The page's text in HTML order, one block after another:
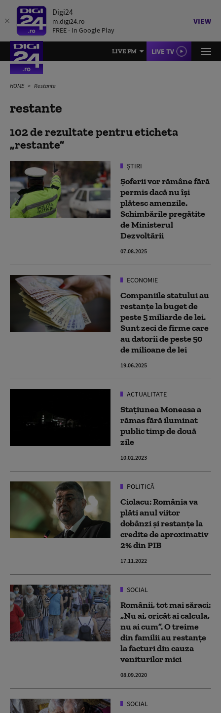
Digi24
m.digi24.ro
FREE - In Google Play
VIEW
LIVE FM LIVE TV
HOME Restante
restante
102 de rezultate pentru eticheta
restante
ȘTIRI
Șoferii vor rămâne fără
permis dacă nu își
plătesc amenzile.
Schimbările pregătite
de Ministerul
Dezvoltării
07.08.2025
ECONOMIE
Companiile statului au
restanțe la buget de
peste 5 miliarde de lei.
Sunt zeci de firme care
au datorii de peste 50
de milioane de lei
19.06.2025
ACTUALITATE
Stațiunea Moneasa a
rămas fără iluminat
public timp de două
zile
10.02.2023
POLITICĂ
Ciolacu: România va
plăti anul viitor
dobânzi şi restanţe la
credite de aproximativ
2% din PIB
17.11.2022
SOCIAL
Românii, tot mai săraci:
„Nu ai, oricât ai calcula,
nu ai cum”. O treime
din familii au restanțe
la facturi din cauza
veniturilor mici
08.09.2020
SOCIAL